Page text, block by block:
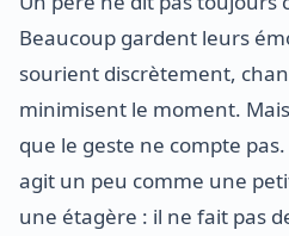
Beaucoup gardent leurs
sourient discrètement,
minimisent le moment.
que le geste ne compte
agit un peu comme une
une étagère : il ne fait pas